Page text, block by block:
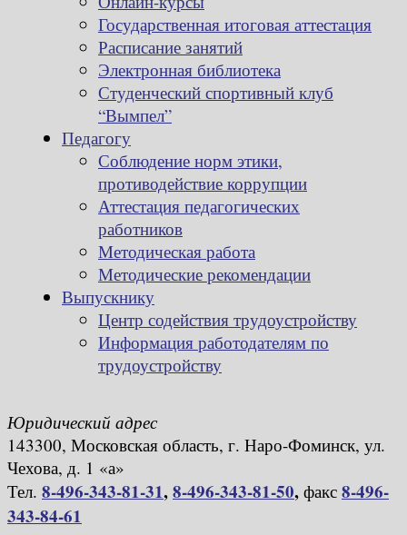
Государственная итоговая аттестация
Расписание занятий
Электронная библиотека
Студенческий спортивный клуб
“Вымпел”
Педагогу
Соблюдение норм этики,
противодействие коррупции
Аттестация педагогических
работников
Методическая работа
Методические рекомендации
Выпускнику
Центр содействия трудоустройству
Информация работодателям по
трудоустройству
Юридический адрес
143300, Московская область, г. Наро-Фоминск, ул.
Чехова, д. 1 «а»
Тел. 8-496-343-81-31,8-496-343-81-50, факс 8-496-
343-84-61